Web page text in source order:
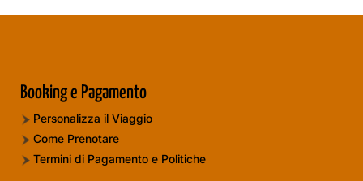
Booking e Pagamento
Personalizza il Viaggio
Come Prenotare
Termini di Pagamento e Politiche